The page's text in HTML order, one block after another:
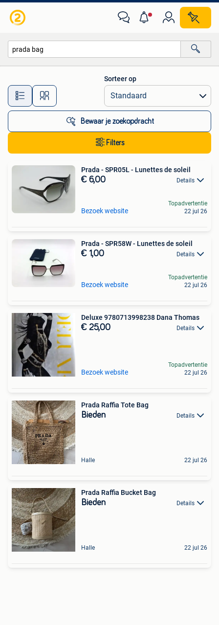
Alle afstanden…
Sorteer op
Bewaar je zoekopdracht
Filters
Prada - SPR05L - Lunettes de soleil
€ 6,00 Details
Bezoek website
Topadvertentie
22 jul 26
Prada - SPR58W - Lunettes de soleil
€ 1,00 Details
Bezoek website
Topadvertentie
22 jul 26
Deluxe 9780713998238 Dana Thomas
€ 25,00 Details
Bezoek website
Topadvertentie
22 jul 26
Prada Raffia Tote Bag
Bieden Details
Halle 22 jul 26
Prada Raffia Bucket Bag
Bieden Details
Halle 22 jul 26